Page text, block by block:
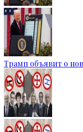
Трамп объявит о